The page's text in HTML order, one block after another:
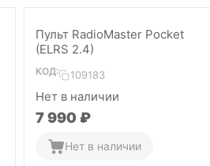
Пульт RadioMaster Pocket
(ELRS 2.4)
КОД: 109183
Нет в наличии
7 990 ₽
Нет в наличии